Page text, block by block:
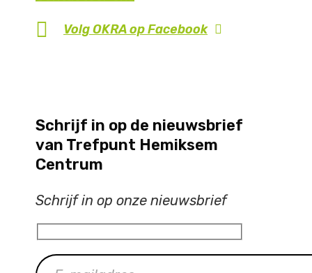
Volg OKRA opFacebook
Schrijf in op de nieuwsbrief
van Trefpunt Hemiksem
Centrum
Schrijf in op onze nieuwsbrief